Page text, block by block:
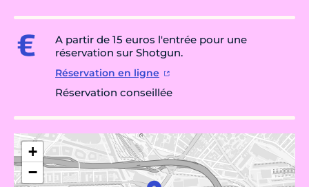
A partir de 15 euros l'entrée pour une
réservation sur Shotgun.
Réservation en ligne
Réservation conseillée
+
−